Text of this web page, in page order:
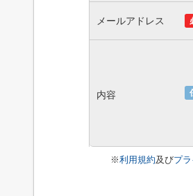
メールアドレス
内容
※利用規約及びプ